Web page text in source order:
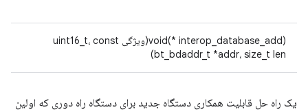
void(* interop_database_add)(ویژگی uint16_t، const
bt_bdaddr_t *addr، size_t len)
یک راه حل قابلیت همکاری دستگاه جدید برای دستگاه راه دوری که اولین